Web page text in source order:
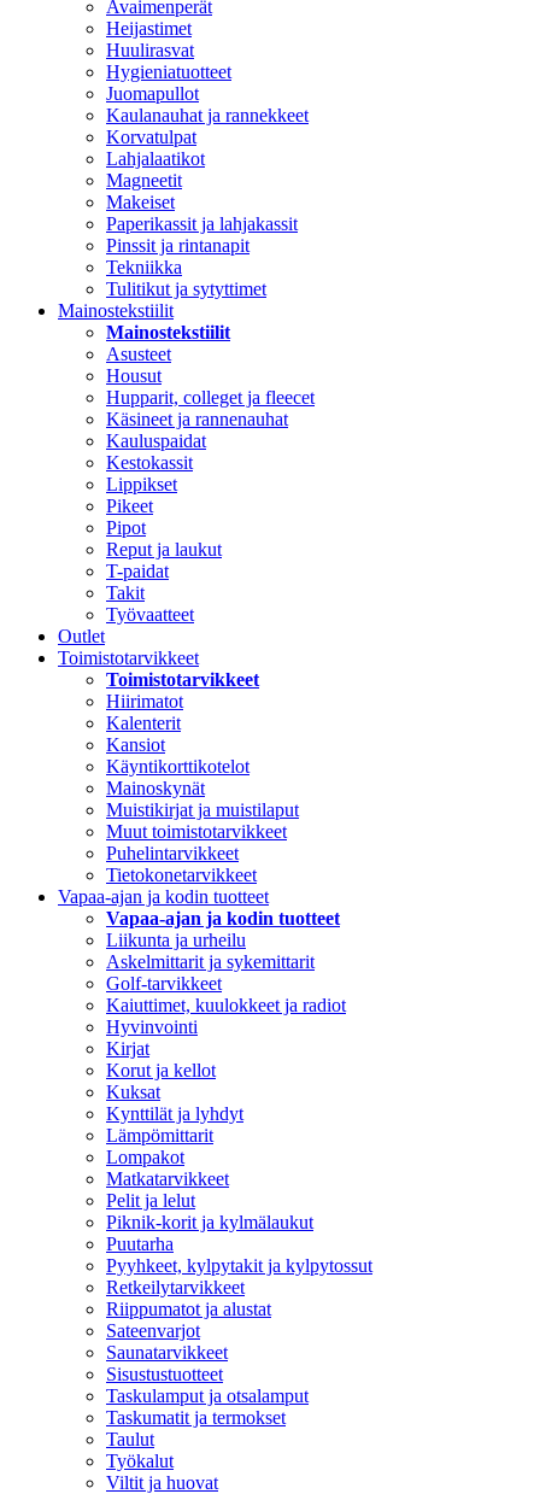
Avaimenperät
Heijastimet
Huulirasvat
Hygieniatuotteet
Juomapullot
Kaulanauhat ja rannekkeet
Korvatulpat
Lahjalaatikot
Magneetit
Makeiset
Paperikassit ja lahjakassit
Pinssit ja rintanapit
Tekniikka
Tulitikut ja sytyttimet
Mainostekstiilit
Mainostekstiilit
Asusteet
Housut
Hupparit, colleget ja fleecet
Käsineet ja rannenauhat
Kauluspaidat
Kestokassit
Lippikset
Pikeet
Pipot
Reput ja laukut
T-paidat
Takit
Työvaatteet
Outlet
Toimistotarvikkeet
Toimistotarvikkeet
Hiirimatot
Kalenterit
Kansiot
Käyntikorttikotelot
Mainoskynät
Muistikirjat ja muistilaput
Muut toimistotarvikkeet
Puhelintarvikkeet
Tietokonetarvikkeet
Vapaa-ajan ja kodin tuotteet
Vapaa-ajan ja kodin tuotteet
Liikunta ja urheilu
Askelmittarit ja sykemittarit
Golf-tarvikkeet
Kaiuttimet, kuulokkeet ja radiot
Hyvinvointi
Kirjat
Korut ja kellot
Kuksat
Kynttilät ja lyhdyt
Lämpömittarit
Lompakot
Matkatarvikkeet
Pelit ja lelut
Piknik-korit ja kylmälaukut
Puutarha
Pyyhkeet, kylpytakit ja kylpytossut
Retkeilytarvikkeet
Riippumatot ja alustat
Sateenvarjot
Saunatarvikkeet
Sisustustuotteet
Taskulamput ja otsalamput
Taskumatit ja termokset
Taulut
Työkalut
Viltit ja huovat